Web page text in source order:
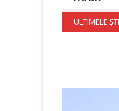
ULTIMELE
de euro pentru